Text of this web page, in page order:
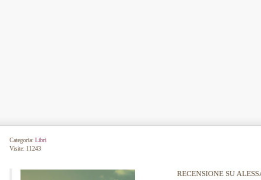
Categoria: Libri
Visite: 11243
RECENSIONE SU